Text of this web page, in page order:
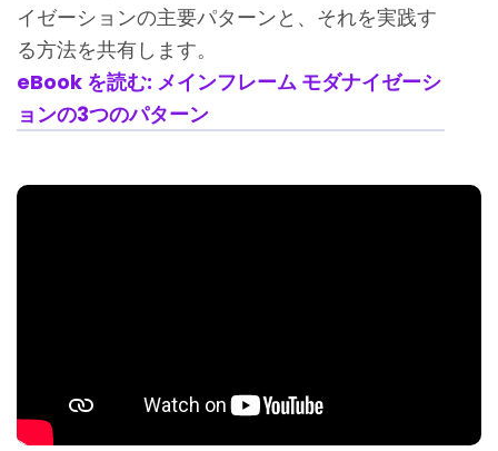
イゼーションの主要パターンと、それを実践す
る方法を共有します。
eBook を読む: メインフレーム モダナイゼーシ
ョンの3つのパターン